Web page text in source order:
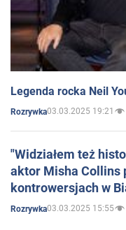
Legenda rocka Neil
Rozrywka03.03.2025 19:21
"Widziałem też
aktor Misha Collins
kontrowersjach w
Rozrywka03.03.2025 15:55